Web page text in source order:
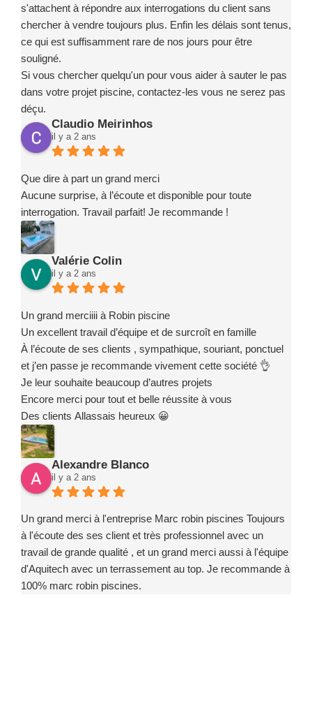
s'attachent à répondre aux interrogations du client sans
chercher à vendre toujours plus. Enfin les délais sont tenus,
ce qui est suffisamment rare de nos jours pour être
souligné.
Si vous chercher quelqu'un pour vous aider à sauter le pas
dans votre projet piscine, contactez-les vous ne serez pas
déçu.
Claudio Meirinhos
il y a 2 ans
Que dire à part un grand merci
Aucune surprise, à l’écoute et disponible pour toute
interrogation. Travail parfait! Je recommande !
Valérie Colin
il y a 2 ans
Un grand merciiii à Robin piscine
Un excellent travail d’équipe et de surcroît en famille
À l’écoute de ses clients , sympathique, souriant, ponctuel
et j’en passe je recommande vivement cette société 👌
Je leur souhaite beaucoup d’autres projets
Encore merci pour tout et belle réussite à vous
Des clients Allassais heureux 😀
Alexandre Blanco
il y a 2 ans
Un grand merci à l'entreprise Marc robin piscines Toujours
à l'écoute des ses client et très professionnel avec un
travail de grande qualité , et un grand merci aussi à l'équipe
d'Aquitech avec un terrassement au top. Je recommande à
100% marc robin piscines.